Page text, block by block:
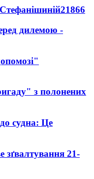
21866
дилемою -
з полонених
судна: Це
зґвалтування 21-